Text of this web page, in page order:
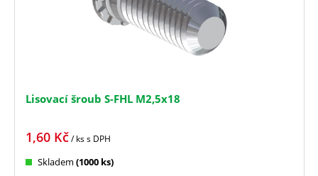
Lisovací šroub S-FHL M2,5x18
1,60 Kč/ kss DPH
Skladem (1000 ks)